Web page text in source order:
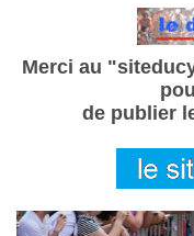
Merci au
de publier